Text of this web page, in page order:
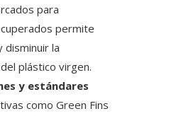
para
permite
disminuir la
plástico virgen.
y estándares
como Green Fins